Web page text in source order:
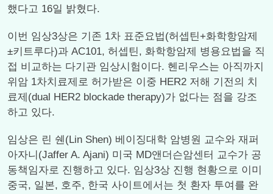
했다고 16일 밝혔다.
이번 임상3상은 기존 1차 표준요법(허셉틴+화학항암제
±키트루다)과 AC101, 허셉틴, 화학항암제 병용요법을 직
접 비교하는 다기관 임상시험이다. 헨리우스는 아직까지
위암 1차치료제로 허가받은 이중 HER2 저해 기전의 치
료제(dual HER2 blockade therapy)가 없다는 점을 강조
하고 있다.
임상은 린 쉔(Lin Shen) 베이징대학 암병원 교수와 재퍼
아자니(Jaffer A. Ajani) 미국 MD앤더슨암센터 교수가 공
동책임자로 진행하고 있다. 임상3상 진행 현황으로 이미
중국, 일본, 호주, 한국 사이트에서는 첫 환자 투여를 완